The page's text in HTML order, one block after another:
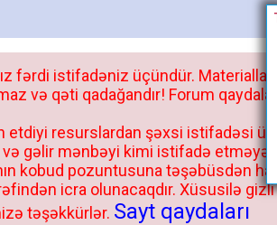
fərdi istifadəniz üçündür.
və qəti qadağandır! Forum
etdiyi resurslardan şəxsi istifadəsi
və gəlir mənbəyi kimi istifadə
kobud pozuntusuna təşəbüsdən
icra olunacaqdır. Xüsusilə
təşəkkürlər. Sayt qaydaları